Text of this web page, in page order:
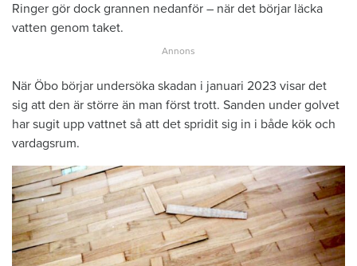
Ringer gör dock grannen nedanför – när det börjar läcka
vatten genom taket.
När Öbo börjar undersöka skadan i januari 2023 visar det
sig att den är större än man först trott. Sanden under golvet
har sugit upp vattnet så att det spridit sig in i både kök och
vardagsrum.